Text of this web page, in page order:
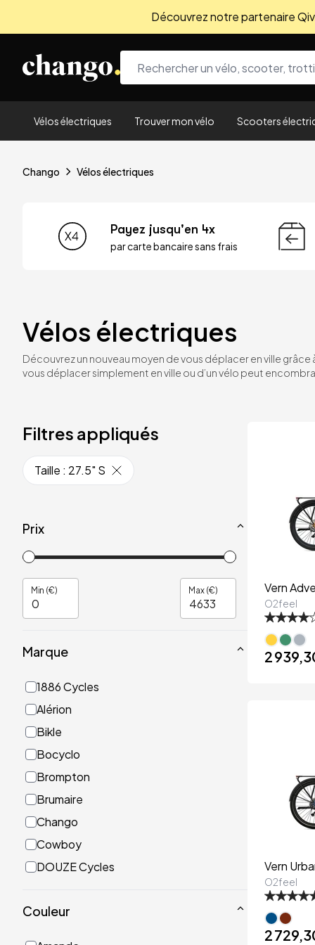
Découvrez notre partenaire
Vélos électriques Trouver mon vélo Scooters
Chango Vélos électriques
Payez jusqu'en 4x
par carte bancaire sans frais
Vélos électriques
Découvrez un nouveau moyen de vous déplacer en ville
vous déplacer simplement en ville ou d’un vélo peut
Filtres appliqués
Taille : 27.5" S
Prix
Min (€) Max (€)
Marque
1886 Cycles
Alérion
Bikle
Bocyclo
Brompton
Brumaire
Chango
Cowboy
DOUZE Cycles
Elwing
Couleur
Vern
O2feel
2
Vern
O2feel
2